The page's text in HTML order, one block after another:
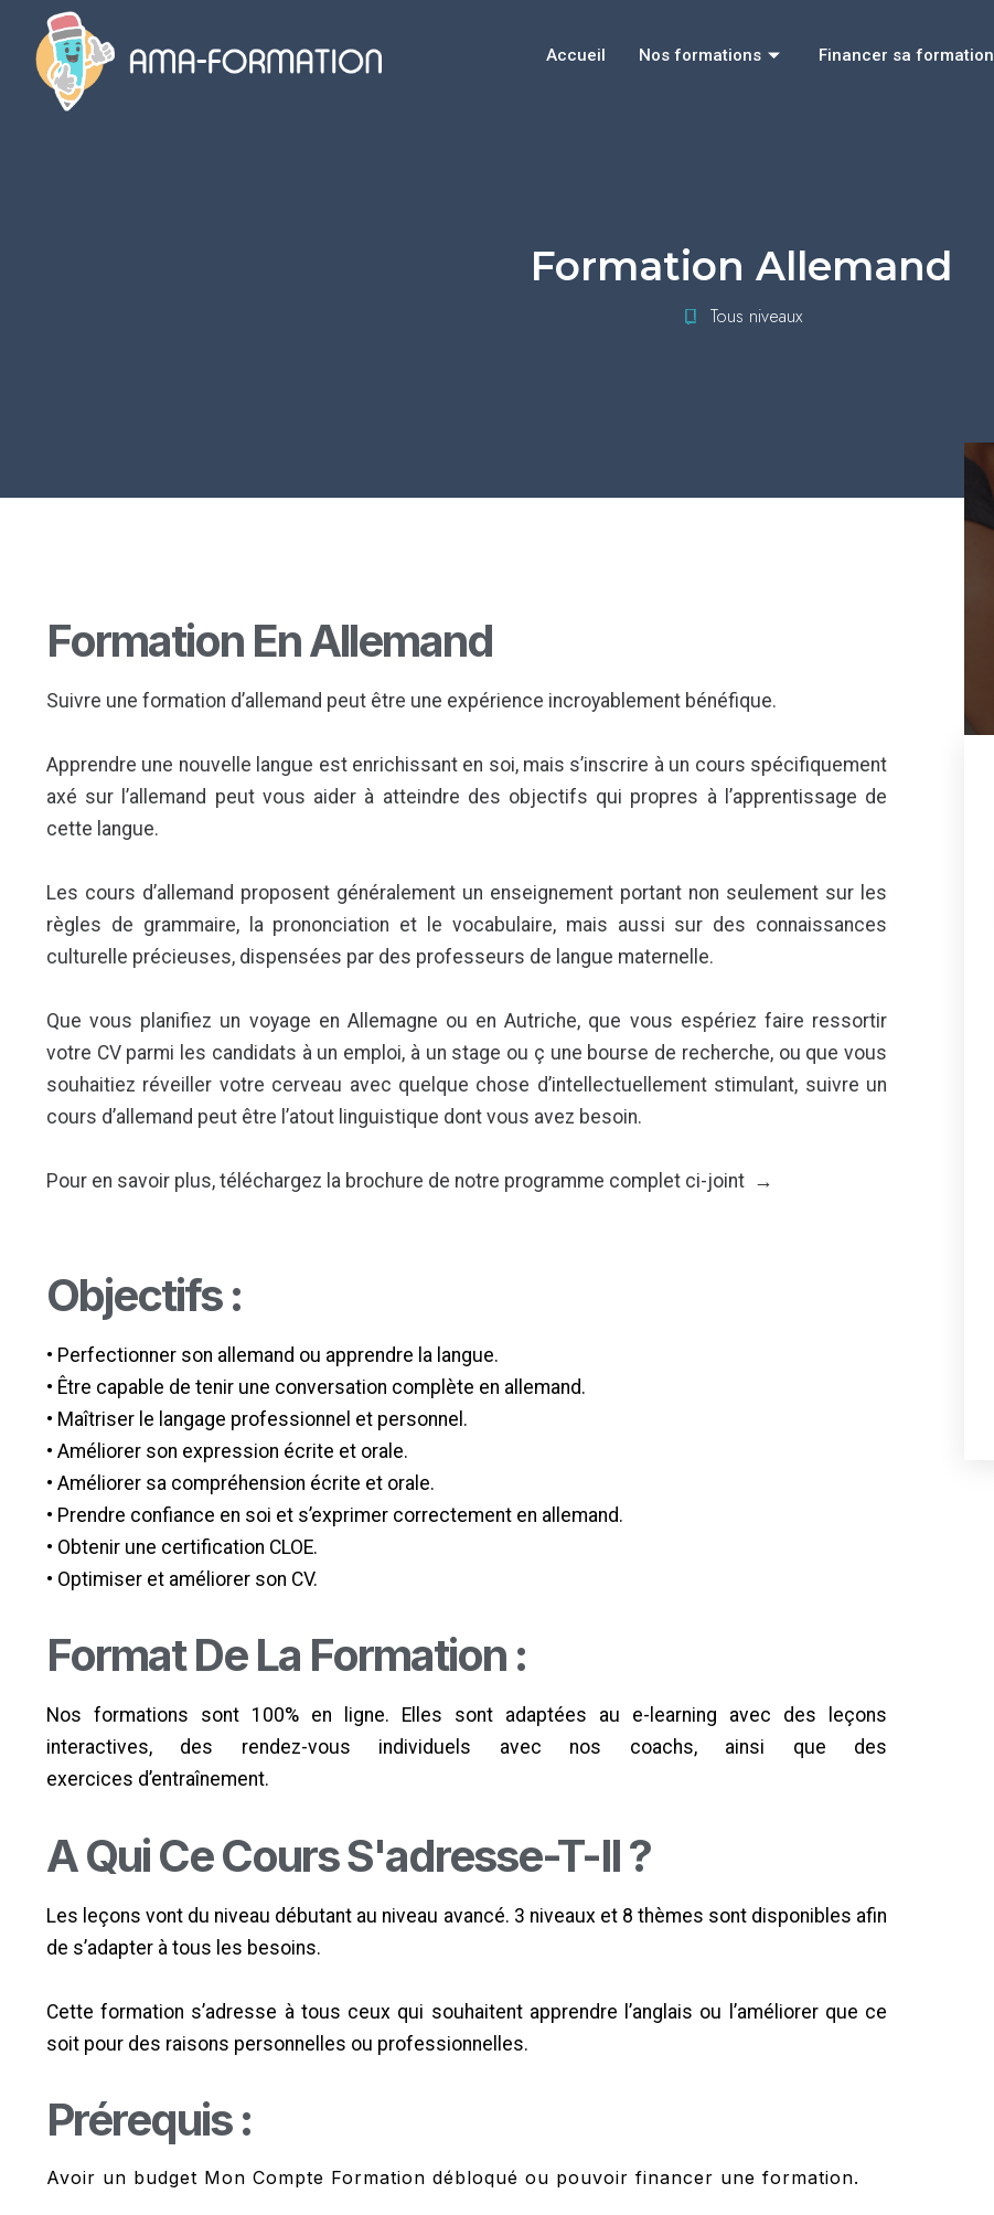
Accueil Nos formations Financer sa formation
Formation Allemand
Tous niveaux
Formation En Allemand
Suivre une formation d’allemand peut être une expérience incroyablement bénéfique.
Apprendre une nouvelle langue est enrichissant en soi, mais s’inscrire à un cours spécifiquement
axé sur l’allemand peut vous aider à atteindre des objectifs qui propres à l’apprentissage de
cette langue.
Les cours d’allemand proposent généralement un enseignement portant non seulement sur les
règles de grammaire, la prononciation et le vocabulaire, mais aussi sur des connaissances
culturelle précieuses, dispensées par des professeurs de langue maternelle.
Que vous planifiez un voyage en Allemagne ou en Autriche, que vous espériez faire ressortir
votre CV parmi les candidats à un emploi, à un stage ou ç une bourse de recherche, ou que vous
souhaitiez réveiller votre cerveau avec quelque chose d’intellectuellement stimulant, suivre un
cours d’allemand peut être l’atout linguistique dont vous avez besoin.
Pour en savoir plus, téléchargez la brochure de notre programme complet ci-joint →
Objectifs :
• Perfectionner son allemand ou apprendre la langue.
• Être capable de tenir une conversation complète en allemand.
• Maîtriser le langage professionnel et personnel.
• Améliorer son expression écrite et orale.
• Améliorer sa compréhension écrite et orale.
• Prendre confiance en soi et s’exprimer correctement en allemand.
• Obtenir une certification CLOE.
• Optimiser et améliorer son CV.
Format De La Formation :
Nos formations sont 100% en ligne. Elles sont adaptées au e-learning avec des leçons
interactives, des rendez-vous individuels avec nos coachs, ainsi que des
exercices d’entraînement.
A Qui Ce Cours S'adresse-T-Il ?
Les leçons vont du niveau débutant au niveau avancé. 3 niveaux et 8 thèmes sont disponibles afin
de s’adapter à tous les besoins.
Cette formation s’adresse à tous ceux qui souhaitent apprendre l’anglais ou l’améliorer que ce
soit pour des raisons personnelles ou professionnelles.
Prérequis :
Avoir un budget Mon Compte Formation débloqué ou pouvoir financer une formation.